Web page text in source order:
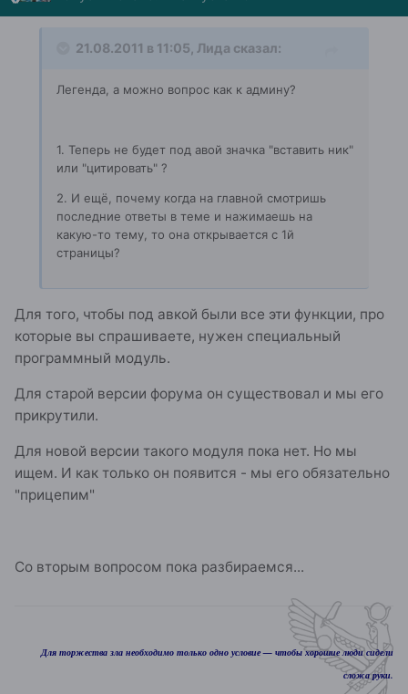
21.08.2011 в 11:05, Лида сказал:
Легенда, а можно вопрос как к админу?
1. Теперь не будет под авой значка "вставить ник"
или "цитировать" ?
2. И ещё, почему когда на главной смотришь
последние ответы в теме и нажимаешь на
какую-то тему, то она открывается с 1й
страницы?
Для того, чтобы под авкой были все эти функции, про
которые вы спрашиваете, нужен специальный
программный модуль.
Для старой версии форума он существовал и мы его
прикрутили.
Для новой версии такого модуля пока нет. Но мы
ищем. И как только он появится - мы его обязательно
"прицепим"
Со вторым вопросом пока разбираемся...
Для торжества зла необходимо только одно условие — чтобы хорошие люди сидели
сложа руки.